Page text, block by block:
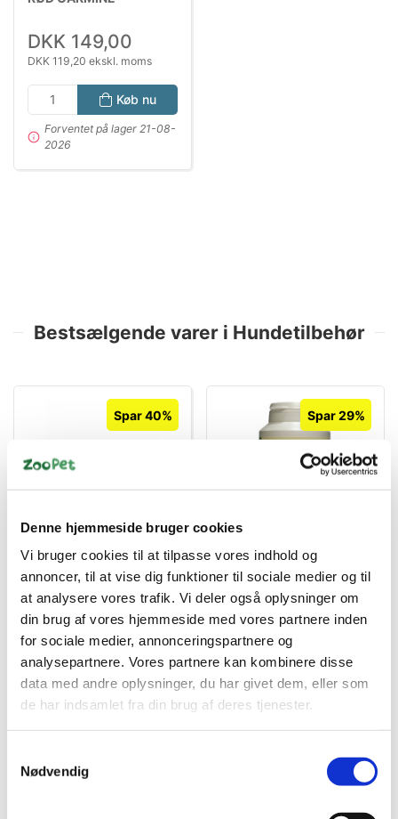
Denne hjemmeside bruger cookies
Vi bruger cookies til at tilpasse vores indhold og
annoncer, til at vise dig funktioner til sociale medier og til
at analysere vores trafik. Vi deler også oplysninger om
din brug af vores hjemmeside med vores partnere inden
for sociale medier, annonceringspartnere og
analysepartnere. Vores partnere kan kombinere disse
data med andre oplysninger, du har givet dem, eller som
de har indsamlet fra din brug af deres tjenester.
Nødvendig
DKK 149,00
DKK 119,20 ekskl. moms
Køb nu
Forventet på lager 21-08-
2026
Bestsælgende varer i Hundetilbehør
Spar 40%
5707685010410
60ml
Standard salgspris DKK
364,00
DKK 219,00
DKK 175,20 ekskl. moms
Køb nu
Spar 29%
4025332774005
120 kapsler med
mælkesyrebakterier til
hund og kat
Standard salgspris DKK
280,00
DKK 199,95
DKK 159,96 ekskl. moms
Køb nu
På lager